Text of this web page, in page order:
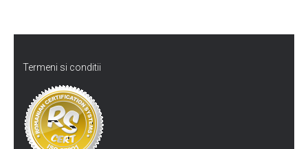
Termeni si conditii